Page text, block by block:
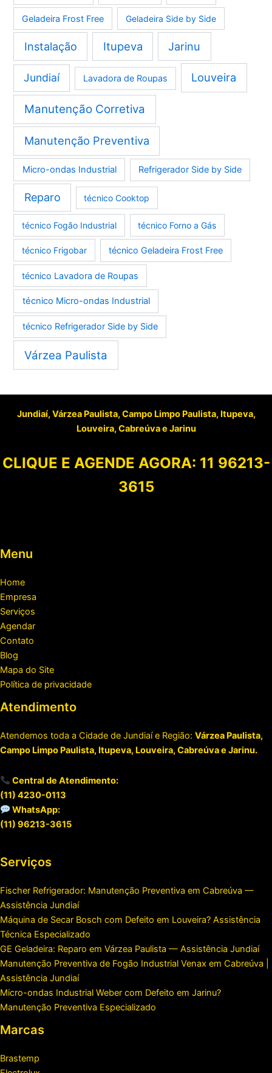
Geladeira Frost Free Geladeira Side by Side
Instalação Itupeva Jarinu
Jundiaí Lavadora de Roupas Louveira
Manutenção Corretiva
Manutenção Preventiva
Micro-ondas Industrial Refrigerador Side by Side
Reparo técnico Cooktop
técnico Fogão Industrial técnico Forno a Gás
técnico Frigobar técnico Geladeira Frost Free
técnico Lavadora de Roupas
técnico Micro-ondas Industrial
técnico Refrigerador Side by Side
Várzea Paulista
Jundiaí, Várzea Paulista, Campo Limpo Paulista, Itupeva,
Louveira, Cabreúva e Jarinu
CLIQUE E AGENDE AGORA: 11 96213-
3615
Menu
Home
Empresa
Serviços
Agendar
Contato
Blog
Mapa do Site
Política de privacidade
Atendimento
Atendemos toda a Cidade de Jundiaí e Região: Várzea Paulista,
Campo Limpo Paulista, Itupeva, Louveira, Cabreúva e Jarinu.
Central de Atendimento:
(11) 4230-0113
WhatsApp:
(11) 96213-3615
Serviços
Fischer Refrigerador: Manutenção Preventiva em Cabreúva —
Assistência Jundiaí
Máquina de Secar Bosch com Defeito em Louveira? Assistência
Técnica Especializado
GE Geladeira: Reparo em Várzea Paulista — Assistência Jundiaí
Manutenção Preventiva de Fogão Industrial Venax em Cabreúva |
Assistência Jundiaí
Micro-ondas Industrial Weber com Defeito em Jarinu?
Manutenção Preventiva Especializado
Marcas
Brastemp